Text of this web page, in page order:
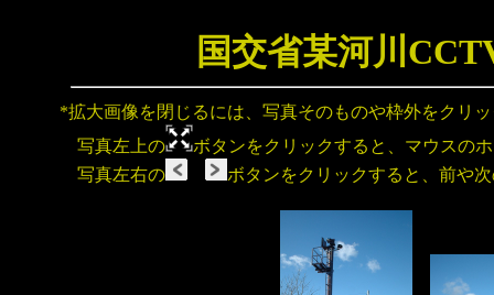
国交省某河川
*拡大画像を閉じるには、写真そのものや枠外をクリ
写真左上の
ボタンをクリックすると、マウスの
写真左右の
ボタンをクリックすると、前や